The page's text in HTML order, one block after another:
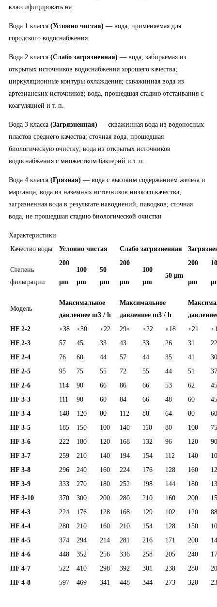
классифицировать на:
Вода 1 класса (Условно чистая) — вода, применяемая для
городского водоснабжения.
Вода 2 класса (Слабо загрязненная) — вода, забираемая из
открытых источников водоснабжения хорошего качества;
циркуляционные контуры охлаждения; скважинная вода из
артезианских источников; вода, прошедшая стадию отстаивания с
коагуляцией и т. п.
Вода 3 класса (Загрязненная) — скважинная вода из водоносных
пластов среднего качества; сточная вода, прошедшая
биологическую очистку; вода из открытых источников
водоснабжения с множеством бактерий и т. п.
Вода 4 класса (Грязная) — вода с высоким содержанием железа и
марганца; вода из наземных источников низкого качества;
загрязненная вода в результате наводнений, паводков; сточная
вода, не прошедшая стадию биологической очистки
Характеристики
Качество воды
Условно чистая Слабо загрязненная
Степень
фильтрации
200
µm
100
µm
50
µm
200
µm
100
µm
50 µm
200
µm µ
Модель
Максимальное
давлениеe m3 / h
Максимальное
давлениеe m3 / h
давление
HF 2-2
≤38 ≤30 ≤22 29≤ ≤22 ≤18 ≤21
HF 2-3
57 45 33 43 33 26 31
22
HF 2-4
76 60 44 57 44 35 41
30
HF 2-5
95 75 55 72 55 44 51
37
HF 2-6
114 90 66 86 66 53 62
45
HF 3-3
111 90 60 84 66 48 60
45
HF 3-4
148 120 80 112 88 64 80
60
HF 3-5
185 150 100 140 110 80 100
75
HF 3-6
222 180 120 168 132 96 120
90
HF 3-7
259 210 140 194 154 112 140
HF 3-8
296 240 160 224 176 128 160
HF 3-9
333 270 180 252 198 144 180
HF 3-10
370 300 200 280 210 160 200
HF 4-3
224 176 128 168 129 102 120
88
HF 4-4
280 210 160 210 154 128 150
HF 4-5
374 294 214 281 216 171 200
HF 4-6
448 352 256 336 258 205 240
HF 4-7
522 410 298 392 301 238 280
HF 4-8
597 469 341 448 344 273 320